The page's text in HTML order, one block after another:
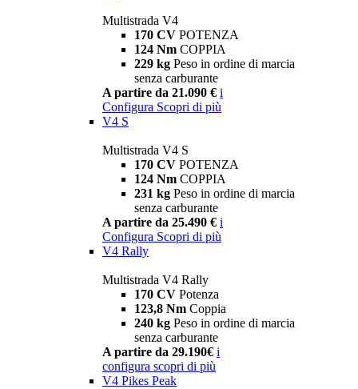
Multistrada V4
170 CV POTENZA
124 Nm COPPIA
229 kg Peso in ordine di marcia
senza carburante
A partire da 21.090 € i
Configura Scopri di più
V4 S
Multistrada V4 S
170 CV POTENZA
124 Nm COPPIA
231 kg Peso in ordine di marcia
senza carburante
A partire da 25.490 € i
Configura Scopri di più
V4 Rally
Multistrada V4 Rally
170 CV Potenza
123,8 Nm Coppia
240 kg Peso in ordine di marcia
senza carburante
A partire da 29.190€ i
configura scopri di più
V4 Pikes Peak